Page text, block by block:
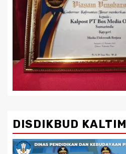
DISDIKBUD KALTIM